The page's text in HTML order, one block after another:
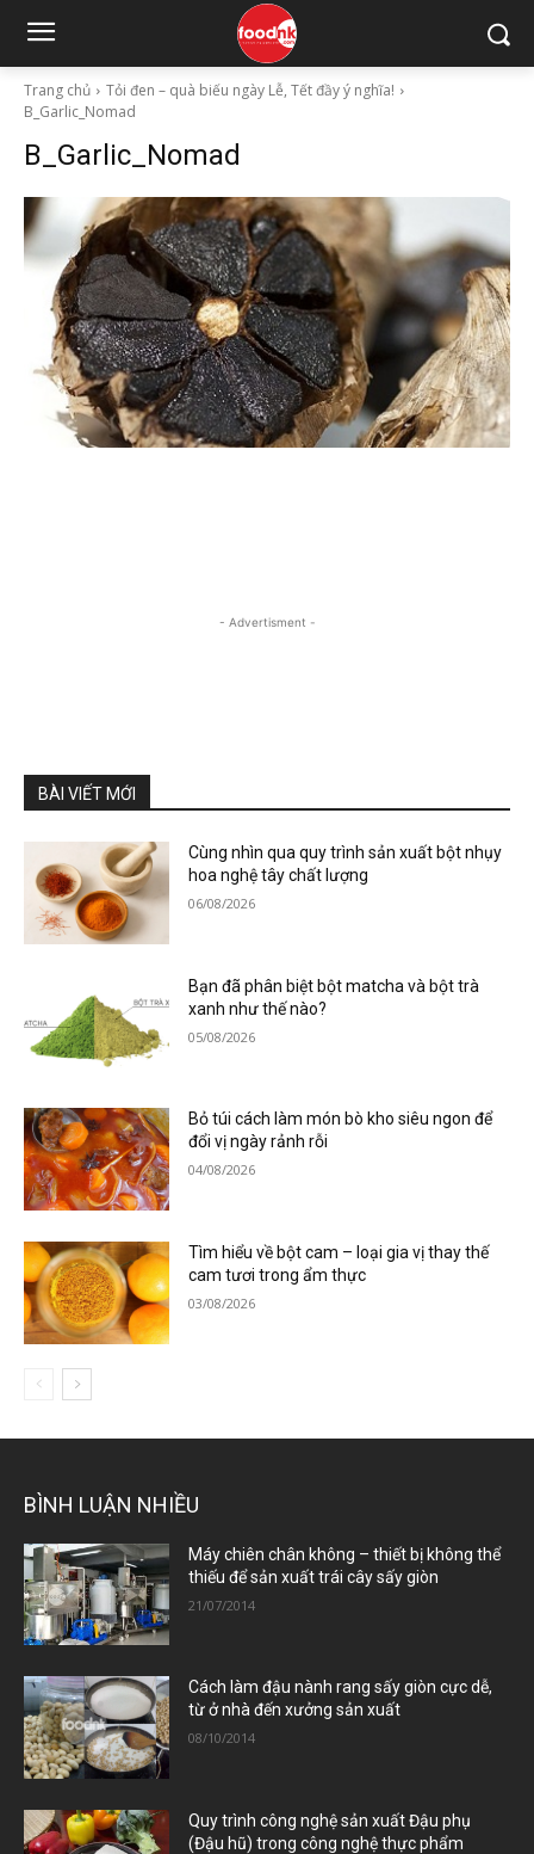
Trang chủ
Tỏi đen – quà biếu ngày Lễ, Tết đầy ý nghĩa!
B_Garlic_Nomad
B_Garlic_Nomad
- Advertisment -
BÀI VIẾT MỚI
Cùng nhìn qua quy trình sản xuất bột nhụy
hoa nghệ tây chất lượng
06/08/2026
Bạn đã phân biệt bột matcha và bột trà
xanh như thế nào?
05/08/2026
Bỏ túi cách làm món bò kho siêu ngon để
đổi vị ngày rảnh rỗi
04/08/2026
Tìm hiểu về bột cam – loại gia vị thay thế
cam tươi trong ẩm thực
03/08/2026
BÌNH LUẬN NHIỀU
Máy chiên chân không – thiết bị không thể
thiếu để sản xuất trái cây sấy giòn
21/07/2014
Cách làm đậu nành rang sấy giòn cực dễ,
từ ở nhà đến xưởng sản xuất
08/10/2014
Quy trình công nghệ sản xuất Đậu phụ
(Đậu hũ) trong công nghệ thực phẩm